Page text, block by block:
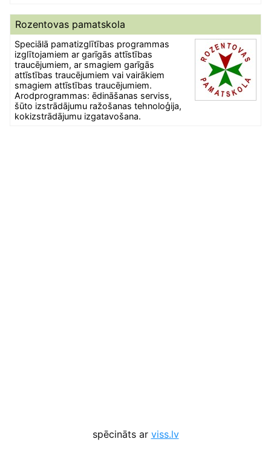
Rozentovas pamatskola
Speciālā pamatizglītības programmas
izglītojamiem ar garīgās attīstības
traucējumiem, ar smagiem garīgās
attīstības traucējumiem vai vairākiem
smagiem attīstības traucējumiem.
Arodprogrammas: ēdināšanas serviss,
šūto izstrādājumu ražošanas tehnoloģija,
kokizstrādājumu izgatavošana.
spēcināts ar viss.lv